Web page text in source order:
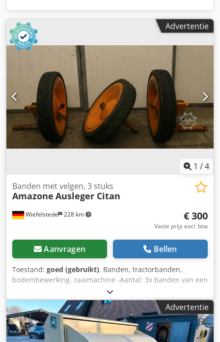
Advertentie
1 /4
Wiefelstede 228 km
Banden met velgen, 3 stuks
Amazone Ausleger Citan
€ 300
Vaste prijs excl. btw
Aanvragen Bellen
Toestand: goed (gebruikt), Banden, tractorbanden,
bodembewerking, zaaimachine -Aantal: 3x banden van een
Amazone zaaimachine -Bandenmaat -Naaf: Ø 40 mm -
Afmeting: Ø 750 mm -Totaalprijs: voor 3 banden -Gewicht:
51 kg/stuk Chsdpfx Afjb A E Ufewoa
Advertentie